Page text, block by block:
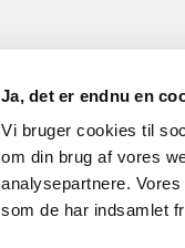
Ja, det er endnu en
Vi bruger cookies til
om din brug af vores
analysepartnere.
som de har indsamlet